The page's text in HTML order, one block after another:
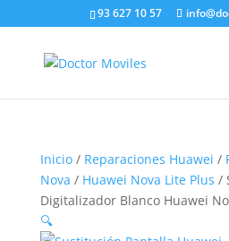
93 627 10 57
Inicio/ Reparaciones Huawei /
Nova / Huawei Nova Lite Plus /
Digitalizador Blanco Huawei
🔍